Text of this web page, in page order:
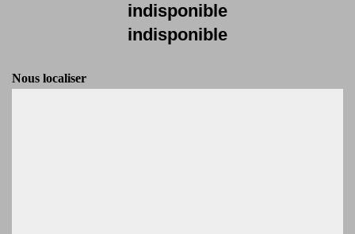
indisponible
indisponible
Nous localiser